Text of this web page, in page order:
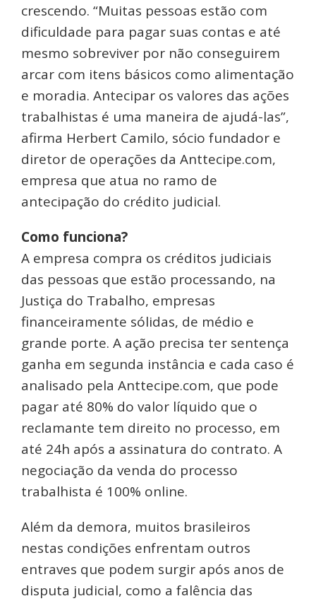
crescendo. “Muitas pessoas estão com
dificuldade para pagar suas contas e até
mesmo sobreviver por não conseguirem
arcar com itens básicos como alimentação
e moradia. Antecipar os valores das ações
trabalhistas é uma maneira de ajudá-las”,
afirma Herbert Camilo, sócio fundador e
diretor de operações da Anttecipe.com,
empresa que atua no ramo de
antecipação do crédito judicial.
Como funciona?
A empresa compra os créditos judiciais
das pessoas que estão processando, na
Justiça do Trabalho, empresas
financeiramente sólidas, de médio e
grande porte. A ação precisa ter sentença
ganha em segunda instância e cada caso é
analisado pela Anttecipe.com, que pode
pagar até 80% do valor líquido que o
reclamante tem direito no processo, em
até 24h após a assinatura do contrato. A
negociação da venda do processo
trabalhista é 100% online.
Além da demora, muitos brasileiros
nestas condições enfrentam outros
entraves que podem surgir após anos de
disputa judicial, como a falência das